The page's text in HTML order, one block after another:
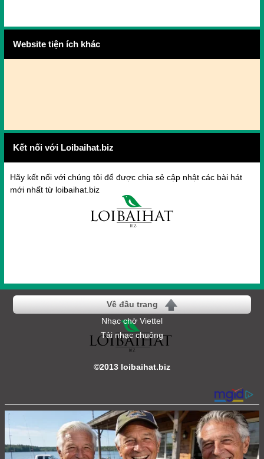
Website tiện ích khác
Kết nối với Loibaihat.biz
Hãy kết nối với chúng tôi để được chia sẻ cập nhật các bài hát
mới nhất từ loibaihat.biz
Về đầu trang
Nhạc chờ Viettel
Tải nhạc chuông
©2013 loibaihat.biz